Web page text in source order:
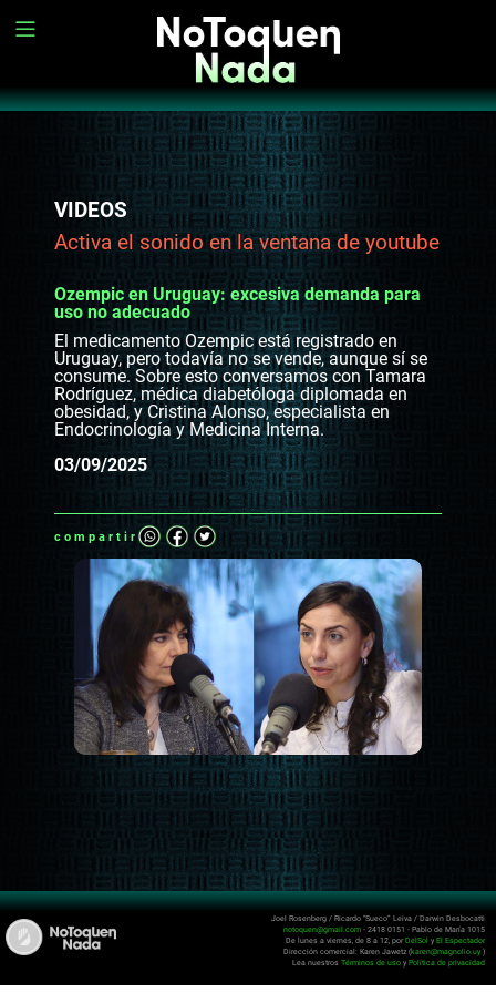
VIDEOS
Activa el sonido en la ventana de youtube
Ozempic en Uruguay: excesiva demanda para
uso no adecuado
El medicamento Ozempic está registrado en
Uruguay, pero todavía no se vende, aunque sí se
consume. Sobre esto conversamos con Tamara
Rodríguez, médica diabetóloga diplomada en
obesidad, y Cristina Alonso, especialista en
Endocrinología y Medicina Interna.
03/09/2025
compartir
Joel Rosenberg / Ricardo “Sueco” Leiva / Darwin Desbocatti
notoquen@gmail.com - 2418 0151 - Pablo de María 1015
De lunes a viernes, de 8 a 12, porDelSol y El Espectador
Dirección comercial: Karen Jawetz (karen@magnolio.uy )
Lea nuestros Términos de uso y Política de privacidad